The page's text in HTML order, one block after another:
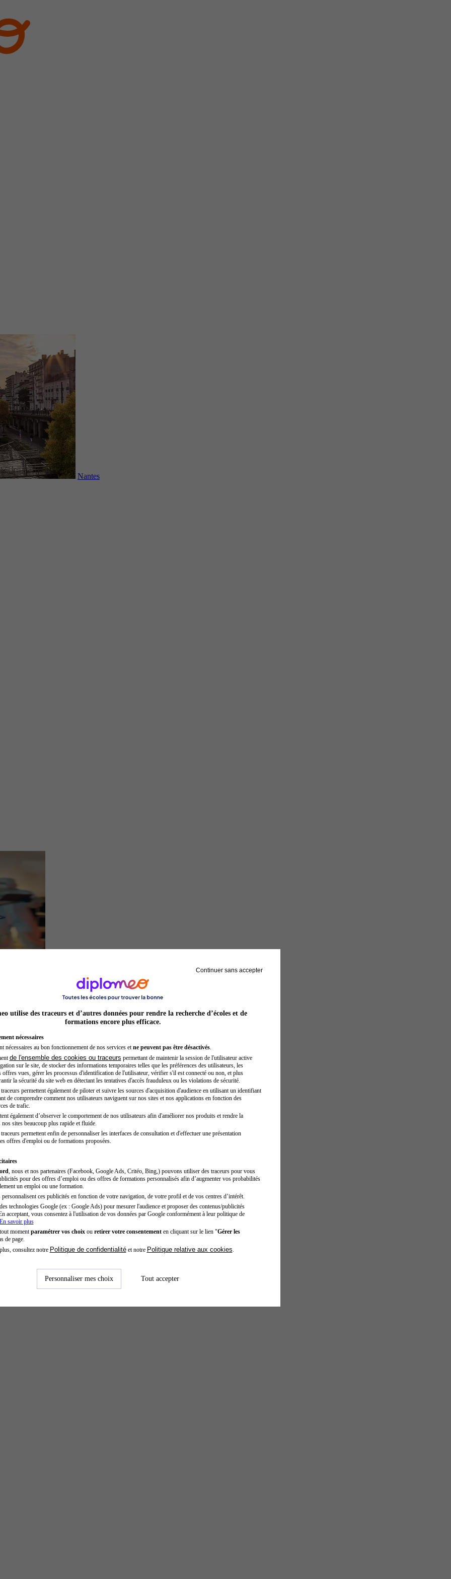
Nantes
Inspecteur de police
Continuer sans accepter
utilise des traceurs et d’autres données pour rendre la recherche d’écoles et de
formations encore plus efficace.
nécessaires
nécessaires au bon fonctionnement de nos services et ne peuvent pas être désactivés.
de l'ensemble des cookies ou traceurs permettant de maintenir la session de l'utilisateur active
sur le site, de stocker des informations temporaires telles que les préférences des utilisateurs, les
offres vues, gérer les processus d'identification de l'utilisateur, vérifier s'il est connecté ou non, et plus
la sécurité du site web en détectant les tentatives d'accès frauduleux ou les violations de sécurité.
permettent également de piloter et suivre les sources d'acquisition d'audience en utilisant un identifiant
de comprendre comment nos utilisateurs naviguent sur nos sites et nos applications en fonction des
de trafic.
également d’observer le comportement de nos utilisateurs afin d'améliorer nos produits et rendre la
sites beaucoup plus rapide et fluide.
permettent enfin de personnaliser les interfaces de consultation et d'effectuer une présentation
offres d'emploi ou de formations proposées.
, nous et nos partenaires (Facebook, Google Ads, Critéo, Bing,) pouvons utiliser des traceurs pour vous
pour des offres d’emploi ou des offres de formations personnalisés afin d’augmenter vos probabilités
un emploi ou une formation.
ces publicités en fonction de votre navigation, de votre profil et de vos centres d’intérêt.
technologies Google (ex : Google Ads) pour mesurer l'audience et proposer des contenus/publicités
acceptant, vous consentez à l'utilisation de vos données par Google conformément à leur politique de
savoir plus
moment paramétrer vos choixou retirer votre consentementen cliquant sur le lien "Gérer les
de page.
consultez notre Politique de confidentialitéet notre Politique relative aux cookies
Personnaliser mes choix Tout accepter